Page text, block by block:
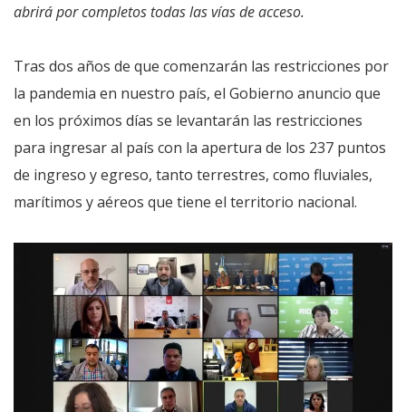
abrirá por completos todas las vías de acceso.
Tras dos años de que comenzarán las restricciones por
la pandemia en nuestro país, el Gobierno anuncio que
en los próximos días se levantarán las restricciones
para ingresar al país con la apertura de los 237 puntos
de ingreso y egreso, tanto terrestres, como fluviales,
marítimos y aéreos que tiene el territorio nacional.